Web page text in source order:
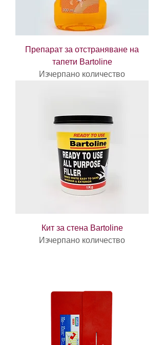
Препарат за отстраняване на
тапети Bartoline
Изчерпано количество
Кит за стена Bartoline
Изчерпано количество